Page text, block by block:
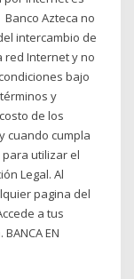
Azteca no
intercambio de
red Internet y no
bajo
y
de los
cuando cumpla
utilizar el
Legal. Al
pagina del
a tus
EN